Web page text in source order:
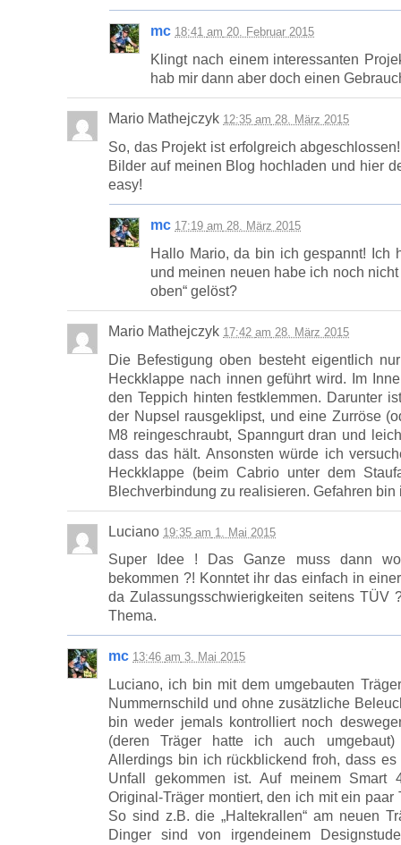
mc 18:41 am 20. Februar 2015
Klingt nach einem interessanten
hab mir dann aber doch einen
Mario Mathejczyk 12:35 am 28. März 2015
So, das Projekt ist erfolgreich
Bilder auf meinen Blog hochladen und hier
easy!
mc 17:19 am 28. März 2015
Hallo Mario, da bin ich gespannt! Ich
und meinen neuen habe ich noch
oben“ gelöst?
Mario Mathejczyk 17:42 am 28. März 2015
Die Befestigung oben besteht eigentlich
Heckklappe nach innen geführt wird. Im
den Teppich hinten festklemmen. Darunter
der Nupsel rausgeklipst, und eine Zurröse
M8 reingeschraubt, Spanngurt dran und
dass das hält. Ansonsten würde ich
Heckklappe (beim Cabrio unter dem
Blechverbindung zu realisieren. Gefahren
Luciano 19:35 am 1. Mai 2015
Super Idee ! Das Ganze muss dann
bekommen ?! Konntet ihr das einfach in
da Zulassungsschwierigkeiten seitens TÜV
Thema.
mc 13:46 am 3. Mai 2015
Luciano, ich bin mit dem umgebauten
Nummernschild und ohne zusätzliche
bin weder jemals kontrolliert noch
(deren Träger hatte ich auch
Allerdings bin ich rückblickend froh, dass
Unfall gekommen ist. Auf meinem
Original-Träger montiert, den ich mit ein
So sind z.B. die „Haltekrallen“ am neuen
Dinger sind von irgendeinem